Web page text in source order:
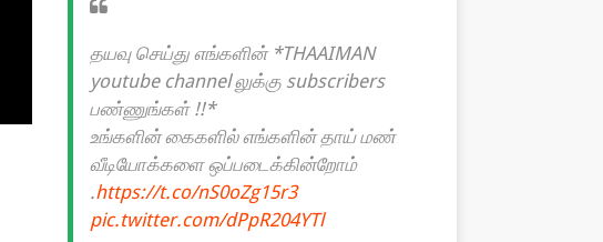
தயவு செய்து எங்களின் *THAAIMAN
youtube channel லுக்கு subscribers
பண்ணுங்கள் !!*
உங்களின் கைகளில் எங்களின் தாய் மண்
வீடியோக்களை ஒப்படைக்கின்றோம்
.https://t.co/nS0oZg15r3
pic.twitter.com/dPpR204YTl